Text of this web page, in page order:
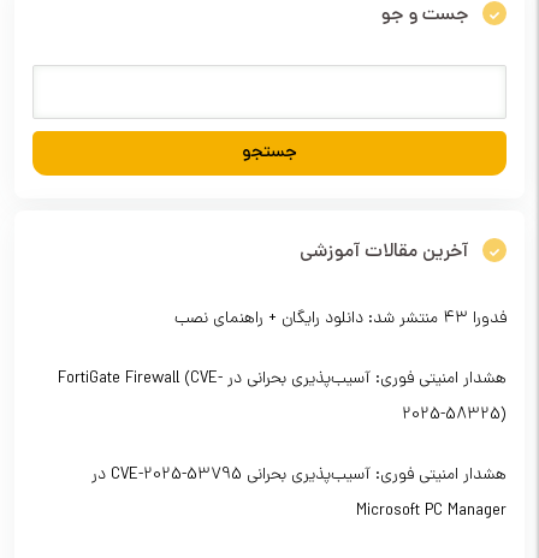
جست و جو
آخرین مقالات آموزشی
فدورا ۴۳ منتشر شد: دانلود رایگان + راهنمای نصب
هشدار امنیتی فوری: آسیب‌پذیری بحرانی در FortiGate Firewall (CVE-
2025-58325)
هشدار امنیتی فوری: آسیب‌پذیری بحرانی CVE-2025-53795 در
Microsoft PC Manager